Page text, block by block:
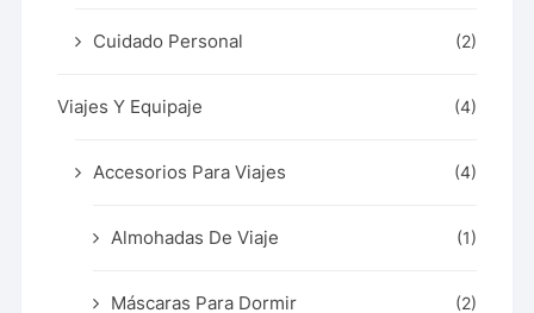
Cuidado Personal (2)
Viajes Y Equipaje (4)
Accesorios Para Viajes (4)
Almohadas De Viaje (1)
Máscaras Para Dormir (2)